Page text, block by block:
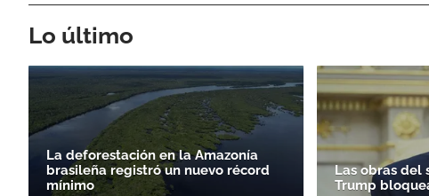
Lo último
La deforestación en la Amazonía
brasileña registró un nuevo récord
mínimo
Las obras del
Trump